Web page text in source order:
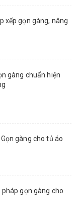
xếp gọn gàng, nâng
gàng chuẩn hiện
gàng cho tủ áo
pháp gọn gàng cho